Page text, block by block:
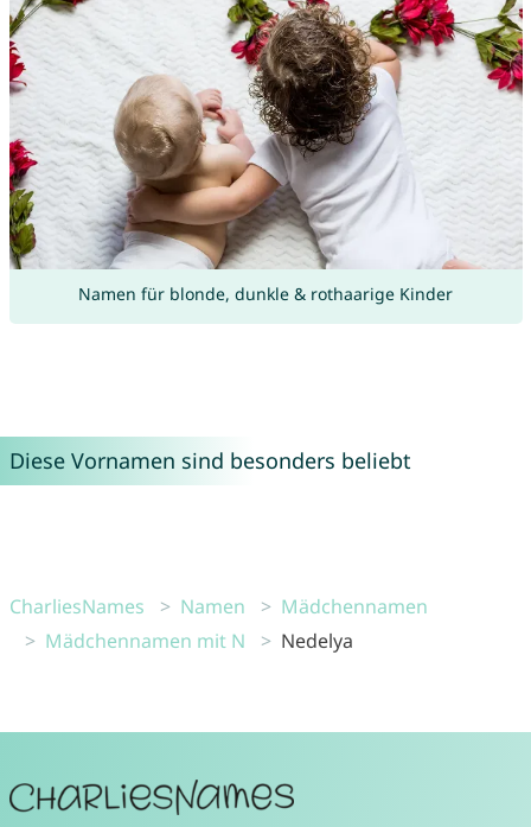
Namen für blonde, dunkle & rothaarige Kinder
Diese Vornamen sind besonders beliebt
CharliesNames Namen
Mädchennamen
Mädchennamen mit N
Nedelya